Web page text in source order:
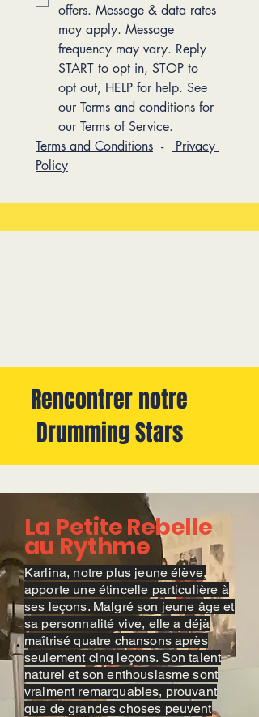
offers. Message & data rates
may apply. Message
frequency may vary. Reply
START to opt in, STOP to
opt out, HELP for help. See
our Terms and conditions for
our Terms of Service.
Terms and Conditions
  -
Privacy
Policy
Rencontrer notre
Drumming Stars
La Petite Rebelle
au Rythme
Karlina, notre plus jeune élève,
apporte une étincelle particulière à
ses leçons. Malgré son jeune âge et
sa personnalité vive, elle a déjà
maîtrisé quatre chansons après
seulement cinq leçons. Son talent
naturel et son enthousiasme sont
vraiment remarquables, prouvant
que de grandes choses peuvent